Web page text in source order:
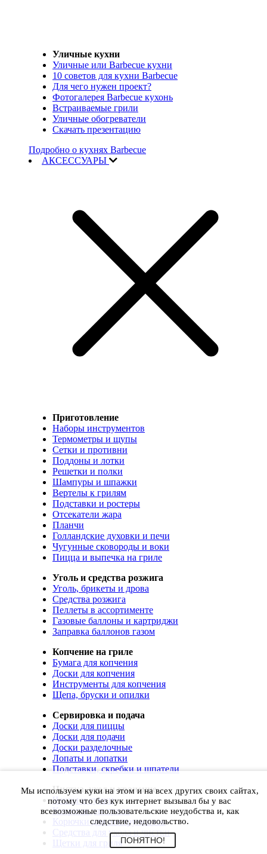
Уличные кухни
Уличные или Barbecue кухни
10 советов для кухни Barbecue
Для чего нужен проект?
Фотогалерея Barbecue кухонь
Встраиваемые грили
Уличные обогреватели
Скачать презентацию
Подробно о кухнях Barbecue
АКСЕССУАРЫ
Приготовление
Наборы инструментов
Термометры и щупы
Сетки и противни
Поддоны и лотки
Решетки и полки
Шампуры и шпажки
Вертелы к грилям
Подставки и ростеры
Отсекатели жара
Планчи
Голландские духовки и печи
Чугунные сковороды и воки
Пицца и выпечка на гриле
Уголь и средства розжига
Уголь, брикеты и дрова
Средства розжига
Пеллеты в ассортименте
Газовые баллоны и картриджи
Заправка баллонов газом
Копчение на гриле
Бумага для копчения
Доски для копчения
Инструменты для копчения
Щепа, бруски и опилки
Сервировка и подача
Доски для пиццы
Доски для подачи
Доски разделочные
Лопаты и лопатки
Подставки, скребки и шпатели
Чистка, уход и хранение
Чехлы и сумки
Коврики для гриля
Корючки для инструментов
Средства для ухода и чистки
Щетки для гриля
Мы используем куки на этом и на всех других своих сайтах,
потому что без кук интернет вызывал бы у вас
всевозможные пользовательские неудобства и, как
следствие, недовольство.
ПОНЯТНО!